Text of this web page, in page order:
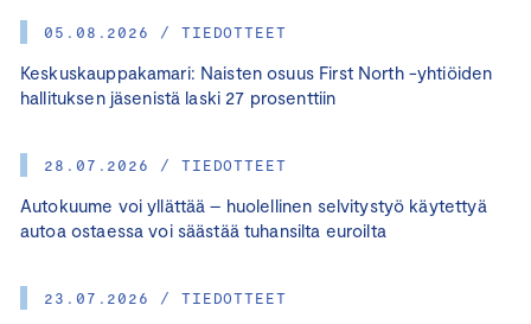
05.08.2026 / TIEDOTTEET
Keskuskauppakamari: Naisten osuus First North -yhtiöiden
hallituksen jäsenistä laski 27 prosenttiin
28.07.2026 / TIEDOTTEET
Autokuume voi yllättää – huolellinen selvitystyö käytettyä
autoa ostaessa voi säästää tuhansilta euroilta
23.07.2026 / TIEDOTTEET